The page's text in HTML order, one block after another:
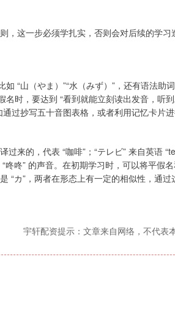
，这一步必须学扎实，否则会对后续的学习
“山（やま）”“水（みず）”，还有语法助
名时，要达到 “看到就能立刻读出发音，听
过抄写五十音图表格，或者利用记忆卡片
来的，代表 “咖啡”；“テレビ” 来自英语
咚咚” 的声音。在初期学习时，可以将平假
“カ”，两者在形态上有一定的相似性，通过
宇轩配资提示：文章来自网络，不代表